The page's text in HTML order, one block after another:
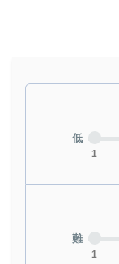
低
1
難
1